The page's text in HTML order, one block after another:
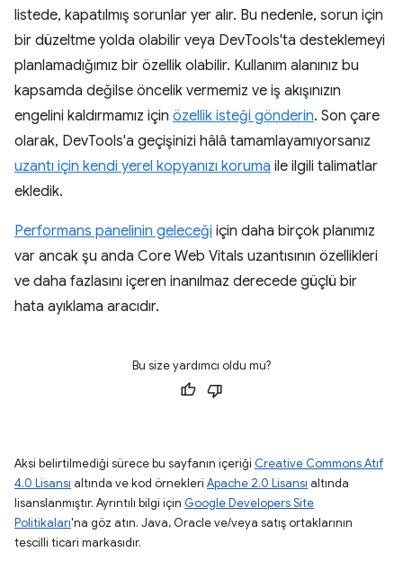
listede, kapatılmış sorunlar yer alır. Bu nedenle, sorun için
bir düzeltme yolda olabilir veya DevTools'ta desteklemeyi
planlamadığımız bir özellik olabilir. Kullanım alanınız bu
kapsamda değilse öncelik vermemiz ve iş akışınızın
engelini kaldırmamız için özellik isteği gönderin. Son çare
olarak, DevTools'a geçişinizi hâlâ tamamlayamıyorsanız
uzantı için kendi yerel kopyanızı koruma ile ilgili talimatlar
ekledik.
Performans panelinin geleceği için daha birçok planımız
var ancak şu anda Core Web Vitals uzantısının özellikleri
ve daha fazlasını içeren inanılmaz derecede güçlü bir
hata ayıklama aracıdır.
Bu size yardımcı oldu mu?
Aksi belirtilmediği sürece bu sayfanın içeriği Creative Commons Atıf
4.0 Lisansı altında ve kod örnekleri Apache 2.0 Lisansı altında
lisanslanmıştır. Ayrıntılı bilgi için Google Developers Site
Politikaları'na göz atın. Java, Oracle ve/veya satış ortaklarının
tescilli ticari markasıdır.